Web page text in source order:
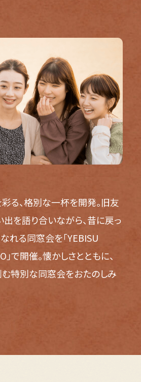
る、格別な一杯を開発。旧友
出を語り合いながら、昔に戻っ
れる同窓会を「YEBISU
で開催。懐かしさとともに、
特別な同窓会をおたのしみ